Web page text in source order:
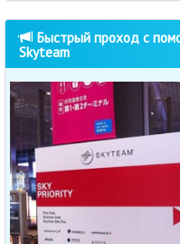
Быстрый проход с
Skyteam